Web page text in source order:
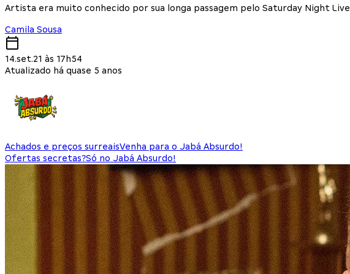
Artista era muito conhecido por sua longa passagem pelo Saturday Night Live
Camila Sousa
14.set.21 às 17h54
Atualizado há quase 5 anos
Achados e preços surreaisVenha para o Jabá Absurdo!
Ofertas secretas?Só no Jabá Absurdo!